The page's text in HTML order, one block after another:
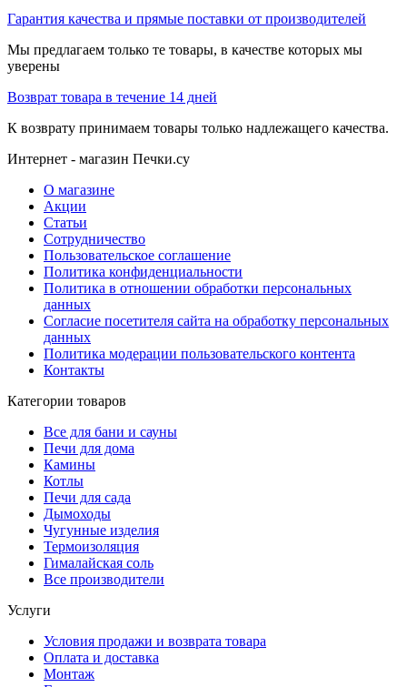
Гарантия качества и прямые поставки от производителей
Мы предлагаем только те товары, в качестве которых мы
уверены
Возврат товара в течение 14 дней
К возврату принимаем товары только надлежащего качества.
Интернет - магазин Печки.су
О магазине
Акции
Статьи
Сотрудничество
Пользовательское соглашение
Политика конфиденциальности
Политика в отношении обработки персональных
данных
Согласие посетителя сайта на обработку персональных
данных
Политика модерации пользовательского контента
Контакты
Категории товаров
Все для бани и сауны
Печи для дома
Камины
Котлы
Печи для сада
Дымоходы
Чугунные изделия
Термоизоляция
Гималайская соль
Все производители
Услуги
Условия продажи и возврата товара
Оплата и доставка
Монтаж